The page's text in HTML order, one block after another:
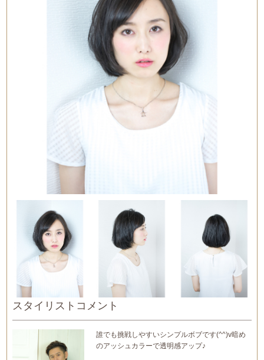
スタイリストコメント
誰でも挑戦しやすいシンプルボブです(^^)v暗め
のアッシュカラーで透明感アップ♪